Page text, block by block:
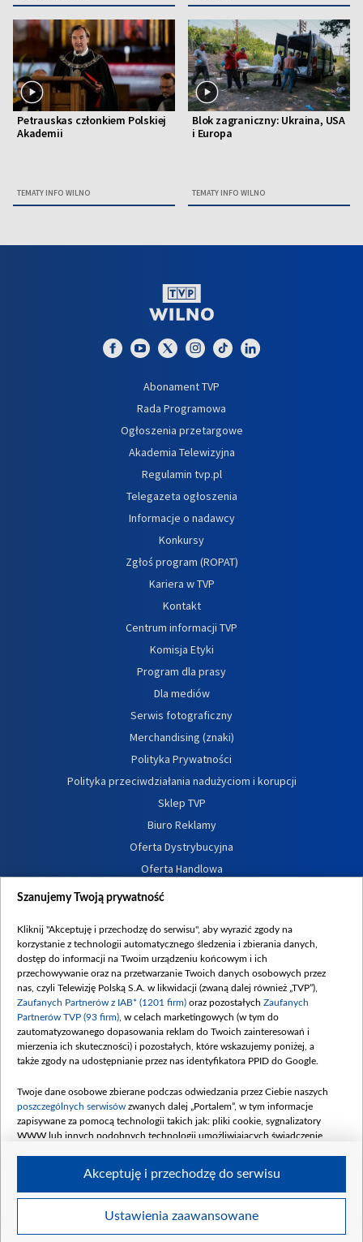
Petrauskas członkiem Polskiej
Akademii
TEMATY INFO WILNO
Blok zagraniczny: Ukraina, USA
i Europa
TEMATY INFO WILNO
Abonament TVP
Rada Programowa
Ogłoszenia przetargowe
Akademia Telewizyjna
Regulamin tvp.pl
Telegazeta ogłoszenia
Informacje o nadawcy
Konkursy
Zgłoś program (ROPAT)
Kariera w TVP
Kontakt
Centrum informacji TVP
Komisja Etyki
Program dla prasy
Dla mediów
Serwis fotograficzny
Merchandising (znaki)
Polityka Prywatności
Polityka przeciwdziałania nadużyciom i korupcji
Sklep TVP
Biuro Reklamy
Oferta Dystrybucyjna
Oferta Handlowa
Dostępność
Procedura zgłoszeń wewnętrznych
Szanujemy Twoją prywatność
Kliknij "Akceptuję i przechodzę do serwisu", aby wyrazić zgody na
korzystanie z technologii automatycznego śledzenia i zbierania danych,
dostęp do informacji na Twoim urządzeniu końcowym i ich
przechowywanie oraz na przetwarzanie Twoich danych osobowych przez
nas, czyli Telewizję Polską S.A. w likwidacji (zwaną dalej również „TVP”),
Zaufanych Partnerów z IAB* (1201 firm) oraz pozostałych Zaufanych
Partnerów TVP (93 firm) , w celach marketingowych (w tym do
zautomatyzowanego dopasowania reklam do Twoich zainteresowań i
mierzenia ich skuteczności) i pozostałych, które wskazujemy poniżej, a
także zgody na udostępnianie przez nas identyfikatora PPID do Google.
Twoje dane osobowe zbierane podczas odwiedzania przez Ciebie naszych
poszczególnych serwisów zwanych dalej „Portalem”, w tym informacje
zapisywane za pomocą technologii takich jak: pliki cookie, sygnalizatory
WWW lub innych podobnych technologii umożliwiających świadczenie
Twoje dane osobowe zbierane podczas odwiedzania przez Ciebie
Ustawienia zaawansowane
Akceptuję i przechodzę do serwisu